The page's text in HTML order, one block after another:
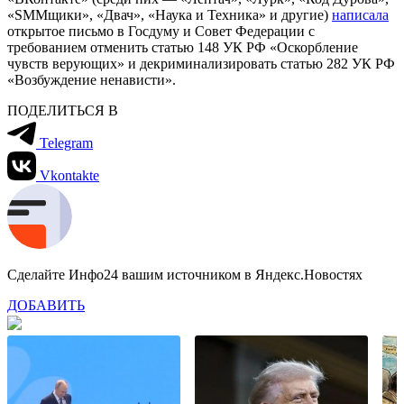
«SMMщики», «Двач», «Наука и Техника» и другие) написала
открытое письмо в Госдуму и Совет Федерации с
требованием отменить статью 148 УК РФ «Оскорбление
чувств верующих» и декриминализировать статью 282 УК РФ
«Возбуждение ненависти».
ПОДЕЛИТЬСЯ В
Telegram
Vkontakte
Сделайте Инфо24 вашим источником в Яндекс.Новостях
ДОБАВИТЬ